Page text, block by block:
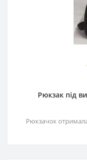
Рюкзак під
Рюкзачок